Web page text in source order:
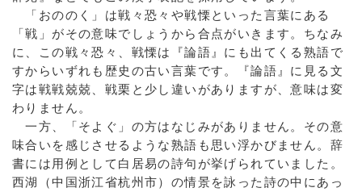
「おののく」は戦々恐々や戦慄といった言葉にある
「戦」がその意味でしょうから合点がいきます。ちなみ
に、この戦々恐々、戦慄は『論語』にも出てくる熟語で
すからいずれも歴史の古い言葉です。『論語』に見る文
字は戦戦兢兢、戦栗と少し違いがありますが、意味は変
わりません。
一方、「そよぐ」の方はなじみがありません。その意
味合いを感じさせるような熟語も思い浮かびません。辞
書には用例として白居易の詩句が挙げられていました。
西湖（中国浙江省杭州市）の情景を詠った詩の中にあっ